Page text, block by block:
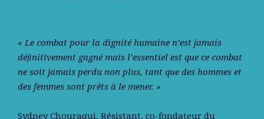
« Le combat pour la dignité humaine n’est jamais
déﬁnitivement gagné mais l’essentiel est que ce combat
ne soit jamais perdu non plus, tant que des hommes et
des femmes sont prêts à le mener. »
Sydney Chouraqui, Résistant, co-fondateur du